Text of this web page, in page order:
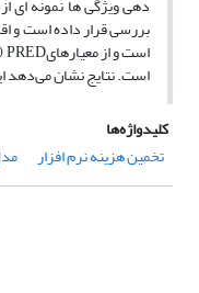
است. نتایج نشان می‌دهد
کلیدواژه‌ها
تخمین هزینه نرم افزار